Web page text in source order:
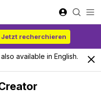
Jetzt recherchieren
available in English.